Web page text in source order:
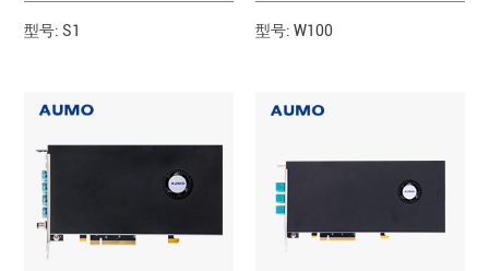
型号: S1 型号: W100